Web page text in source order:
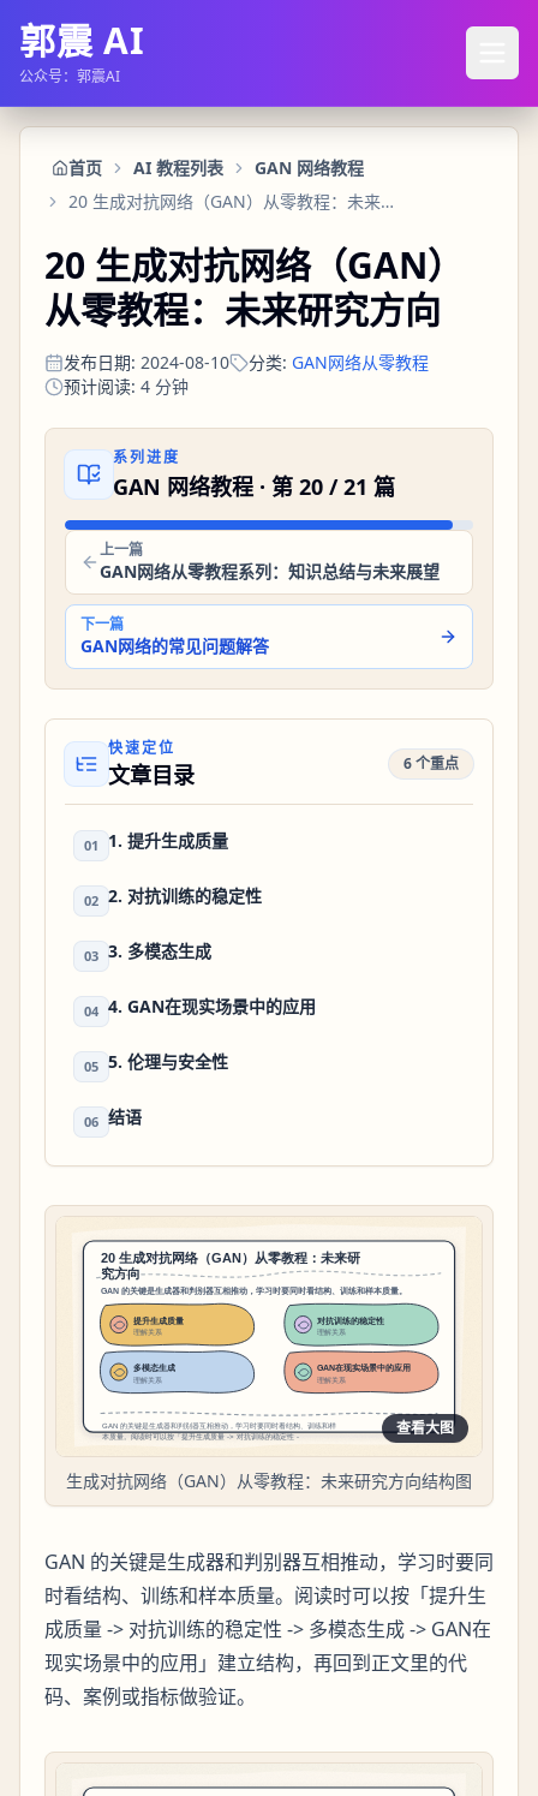
郭震 AI
公众号：郭震AI
首页 AI 教程列表
GAN 网络教程
20 生成对抗网络（GAN）从零教程：未来研究方向
20 生成对抗网络（GAN）
从零教程：未来研究方向
发布日期: 2024-08-10 分类: GAN网络从零教程
预计阅读: 4 分钟
系列进度
GAN 网络教程 · 第 20 /21 篇
上一篇
GAN网络从零教程系列：知识总结与未来展望
下一篇
GAN网络的常见问题解答
快速定位
文章目录 6 个重点
01 1. 提升生成质量
02 2. 对抗训练的稳定性
03 3. 多模态生成
04 4. GAN在现实场景中的应用
05 5. 伦理与安全性
06 结语
查看大图
生成对抗网络（GAN）从零教程：未来研究方向结构图
GAN 的关键是生成器和判别器互相推动，学习时要同
时看结构、训练和样本质量。阅读时可以按「提升生
成质量 -> 对抗训练的稳定性 -> 多模态生成 -> GAN在
现实场景中的应用」建立结构，再回到正文里的代
码、案例或指标做验证。